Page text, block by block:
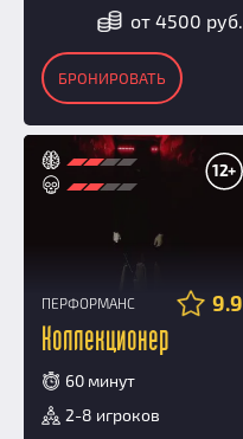
от 4500 руб.
БРОНИРОВАТЬ
12+
ПЕРФОРМАНС 9.9
Коллекционер
60 минут
2-8 игроков